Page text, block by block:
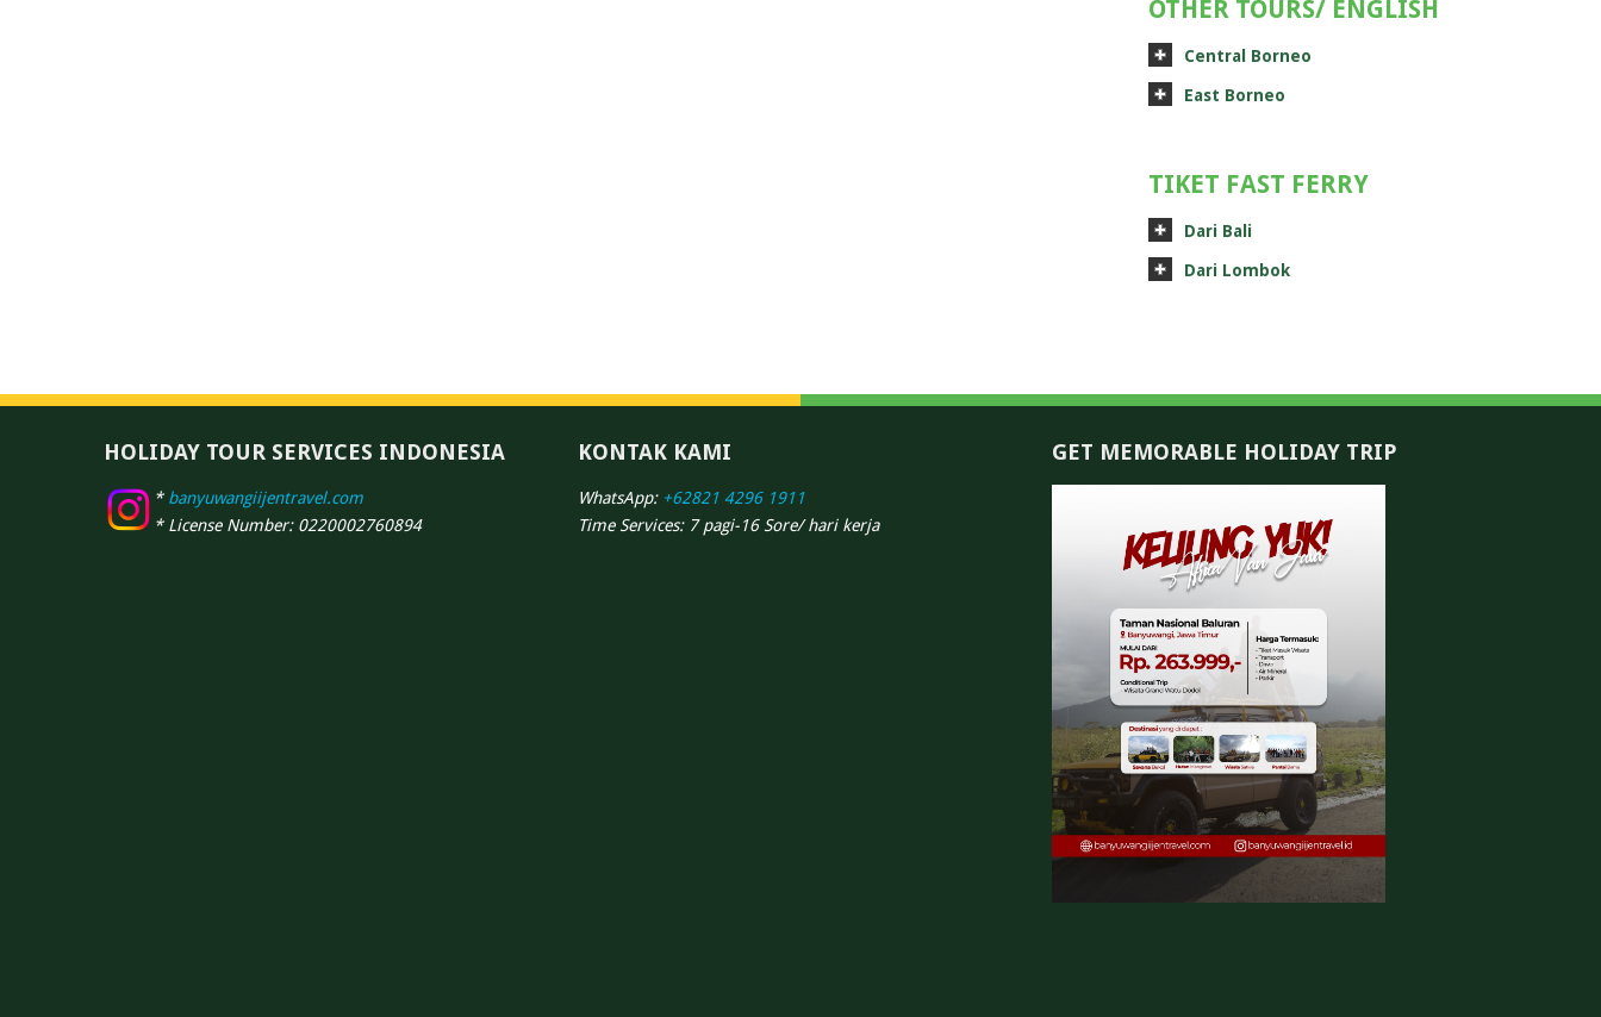
OTHER TOURS/ ENGLISH
Central Borneo
East Borneo
TIKET FAST FERRY
Dari Bali
Dari Lombok
HOLIDAY TOUR SERVICES INDONESIA
* banyuwangiijentravel.com
* License Number: 0220002760894
KONTAK KAMI
WhatsApp: +62821 4296 1911
Time Services: 7 pagi-16 Sore/ hari kerja
GET MEMORABLE HOLIDAY TRIP